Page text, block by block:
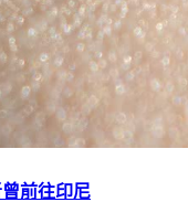
前往印尼